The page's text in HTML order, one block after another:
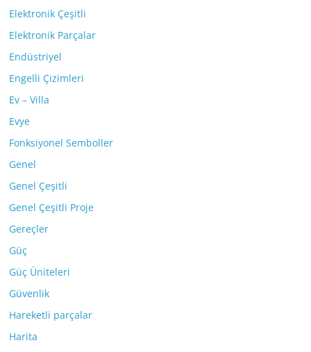
Elektronik Çeşitli
Elektronik Parçalar
Endüstriyel
Engelli Çizimleri
Ev – Villa
Evye
Fonksiyonel Semboller
Genel
Genel Çeşitli
Genel Çeşitli Proje
Gereçler
Güç
Güç Üniteleri
Güvenlik
Hareketli parçalar
Harita